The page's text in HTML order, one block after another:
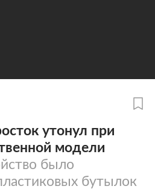
утонул при
модели
было
бутылок